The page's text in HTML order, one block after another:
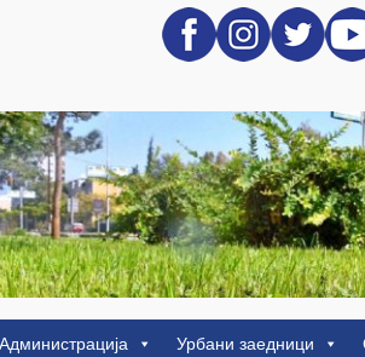
Администрација Урбани заедници